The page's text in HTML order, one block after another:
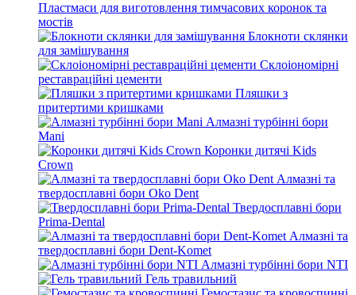
Пластмаси для виготовлення тимчасових коронок та
мостів
Блокноти склянки
для замішування
Склоіономірні
реставраційні цементи
Пляшки з
притертими кришками
Алмазні турбінні бори
Mani
Коронки дитячі Kids
Crown
Алмазні та
твердосплавні бори Oko Dent
Твердосплавні бори
Prima-Dental
Алмазні та
твердосплавні бори Dent-Komet
Алмазні турбінні бори NTI
Гель травильний